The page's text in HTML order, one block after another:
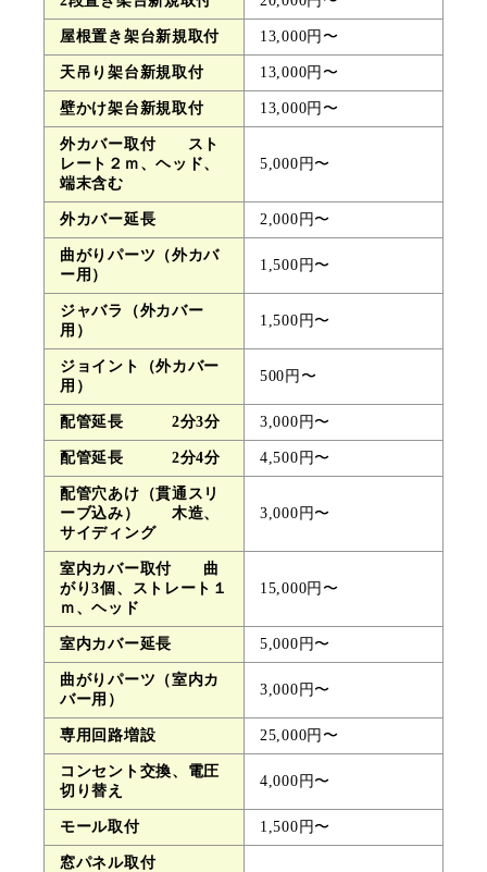
屋根置き架台新規取付 13,000円〜
天吊り架台新規取付 13,000円〜
壁かけ架台新規取付 13,000円〜
外カバー取付 スト
レート２ｍ、ヘッド、
端末含む
5,000円〜
外カバー延長 2,000円〜
曲がりパーツ（外カバ
ー用）
1,500円〜
ジャバラ（外カバー
用）
1,500円〜
ジョイント（外カバー
用）
500円〜
配管延長 2分3分 3,000円〜
配管延長 2分4分 4,500円〜
配管穴あけ（貫通スリ
ーブ込み） 木造、
サイディング
3,000円〜
室内カバー取付 曲
がり3個、ストレート１
ｍ、ヘッド
15,000円〜
室内カバー延長 5,000円〜
曲がりパーツ（室内カ
バー用）
3,000円〜
専用回路増設 25,000円〜
コンセント交換、電圧
切り替え
4,000円〜
モール取付 1,500円〜
窓パネル取付